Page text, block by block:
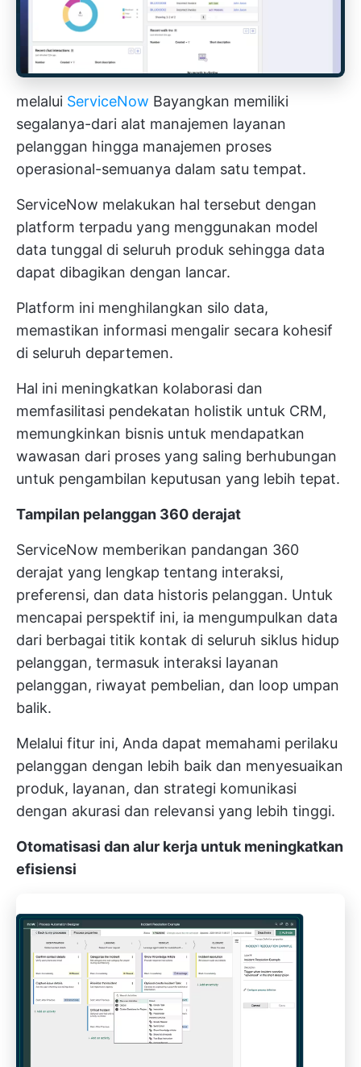
melalui ServiceNow Bayangkan memiliki
segalanya-dari alat manajemen layanan
pelanggan hingga manajemen proses
operasional-semuanya dalam satu tempat.
ServiceNow melakukan hal tersebut dengan
platform terpadu yang menggunakan model
data tunggal di seluruh produk sehingga data
dapat dibagikan dengan lancar.
Platform ini menghilangkan silo data,
memastikan informasi mengalir secara kohesif
di seluruh departemen.
Hal ini meningkatkan kolaborasi dan
memfasilitasi pendekatan holistik untuk CRM,
memungkinkan bisnis untuk mendapatkan
wawasan dari proses yang saling berhubungan
untuk pengambilan keputusan yang lebih tepat.
Tampilan pelanggan 360 derajat
ServiceNow memberikan pandangan 360
derajat yang lengkap tentang interaksi,
preferensi, dan data historis pelanggan. Untuk
mencapai perspektif ini, ia mengumpulkan data
dari berbagai titik kontak di seluruh siklus hidup
pelanggan, termasuk interaksi layanan
pelanggan, riwayat pembelian, dan loop umpan
balik.
Melalui fitur ini, Anda dapat memahami perilaku
pelanggan dengan lebih baik dan menyesuaikan
produk, layanan, dan strategi komunikasi
dengan akurasi dan relevansi yang lebih tinggi.
Otomatisasi dan alur kerja untuk meningkatkan
efisiensi